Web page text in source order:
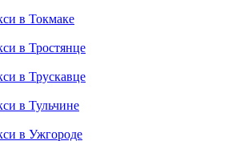
в Токмаке
в Тростянце
в Трускавце
в Тульчине
в Ужгороде